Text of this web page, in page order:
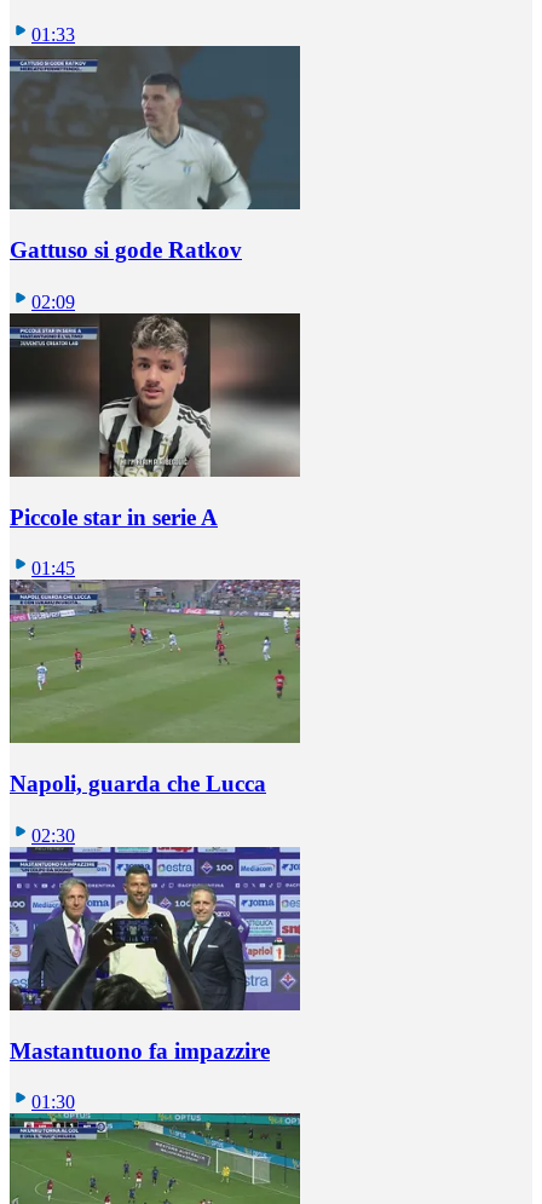
01:33
Gattuso si gode Ratkov
02:09
Piccole star in serie A
01:45
Napoli, guarda che Lucca
02:30
Mastantuono fa impazzire
01:30